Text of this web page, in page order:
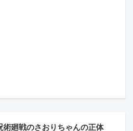
術廻戦のさおりちゃんの正体